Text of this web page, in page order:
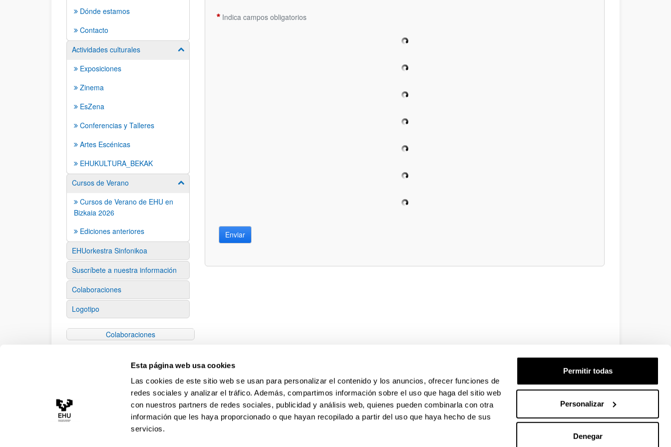
Esta página web usa cookies
Las cookies de este sitio web se usan para personalizar el contenido y los anuncios, ofrecer funciones de
redes sociales y analizar el tráfico. Además, compartimos información sobre el uso que haga del sitio web
con nuestros partners de redes sociales, publicidad y análisis web, quienes pueden combinarla con otra
información que les haya proporcionado o que hayan recopilado a partir del uso que haya hecho de sus
servicios.
Permitir todas
Personalizar
Denegar
Dónde estamos
Contacto
Actividades culturales
Mostrar/ocultar subpáginas
Exposiciones
Zinema
EsZena
Conferencias y Talleres
Artes Escénicas
EHUKULTURA_BEKAK
Cursos de Verano
Mostrar/ocultar subpáginas
Cursos de Verano de EHU en
Bizkaia 2026
Ediciones anteriores
EHUorkestra Sinfonikoa
Suscríbete a nuestra información
Colaboraciones
Logotipo
Colaboraciones
XXXIII. Cursos de Verano
Indica campos obligatorios
Enviar